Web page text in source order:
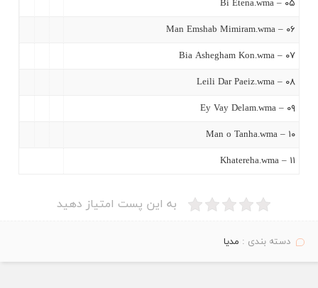
۰۵ – Bi Etena.wma
۰۶ – Man Emshab Mimiram.wma
۰۷ – Bia Ashegham Kon.wma
۰۸ – Leili Dar Paeiz.wma
۰۹ – Ey Vay Delam.wma
۱۰ – Man o Tanha.wma
۱۱ – Khatereha.wma
به این پست امتیاز دهید
دسته بندی : مدیا